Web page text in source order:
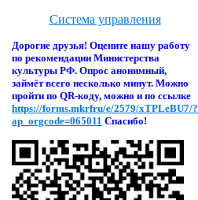
Система управления
Дорогие друзья! Оцените нашу работу
по рекомендации Министерства
культуры РФ. Опрос анонимный,
займёт всего несколько минут. Можно
пройти по QR-коду, можно и по ссылке
https://forms.mkrfru/e/2579/xTPLeBU7/?
ap_orgcode=065011 Спасибо!